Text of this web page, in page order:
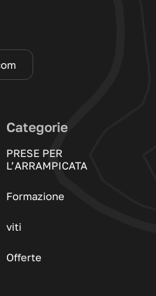
Categorie
PRESE PER
L’ARRAMPICATA
Formazione
viti
Offerte